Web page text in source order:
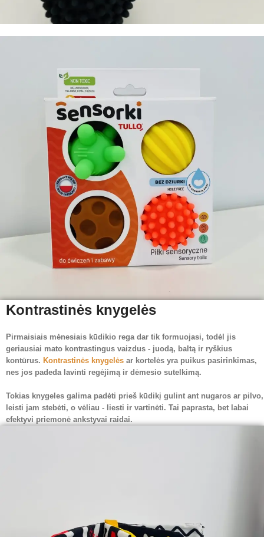
Kontrastinės knygelės
Pirmaisiais mėnesiais kūdikio rega dar tik formuojasi, todėl jis
geriausiai mato kontrastingus vaizdus - juodą, baltą ir ryškius
kontūrus. Kontrastinės knygelės ar kortelės yra puikus pasirinkimas,
nes jos padeda lavinti regėjimą ir dėmesio sutelkimą.
Tokias knygeles galima padėti prieš kūdikį gulint ant nugaros ar pilvo,
leisti jam stebėti, o vėliau - liesti ir vartinėti. Tai paprasta, bet labai
efektyvi priemonė ankstyvai raidai.